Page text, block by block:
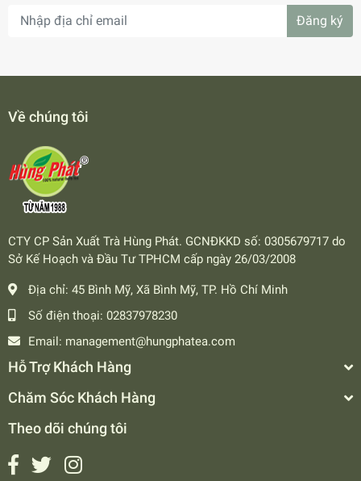
Đăng ký
Về chúng tôi
CTY CP Sản Xuất Trà Hùng Phát. GCNĐKKD số: 0305679717 do
Sở Kế Hoạch và Đầu Tư TPHCM cấp ngày 26/03/2008
Địa chỉ: 45 Bình Mỹ, Xã Bình Mỹ, TP. Hồ Chí Minh
Số điện thoại: 02837978230
Email: management@hungphatea.com
Hỗ Trợ Khách Hàng
Chăm Sóc Khách Hàng
Theo dõi chúng tôi